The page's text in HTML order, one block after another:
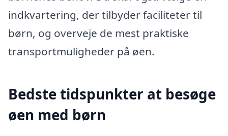
indkvartering, der tilbyder faciliteter til
børn, og overveje de mest praktiske
transportmuligheder på øen.
Bedste tidspunkter at besøge
øen med børn